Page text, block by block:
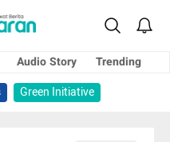
Audio Story
Trending
Green Initiative